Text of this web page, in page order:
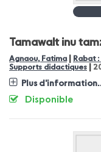
Tamawalt inu
Agnaou, Fatima Rabat
Supports didactiques
Plus
Disponible